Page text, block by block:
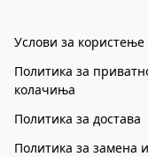
Услови за користење
Политика за
колачиња
Политика за достава
Политика за замена и